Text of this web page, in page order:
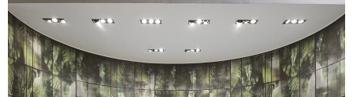
Варианты отделки каркаса и столешницы можно выбрать
из палитры.
Поставляется в разобранном виде.